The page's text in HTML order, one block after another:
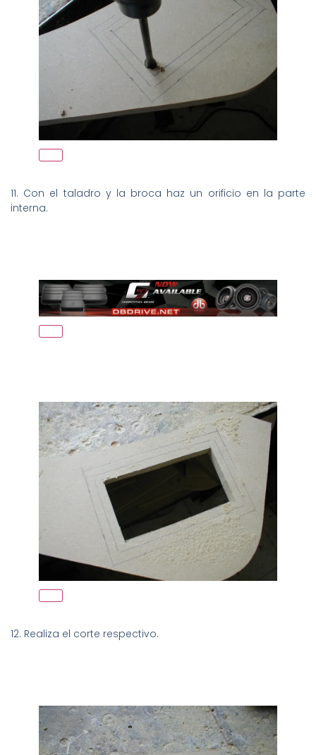
11. Con el taladro y la broca haz un orificio en la parte
interna.
12. Realiza el corte respectivo.